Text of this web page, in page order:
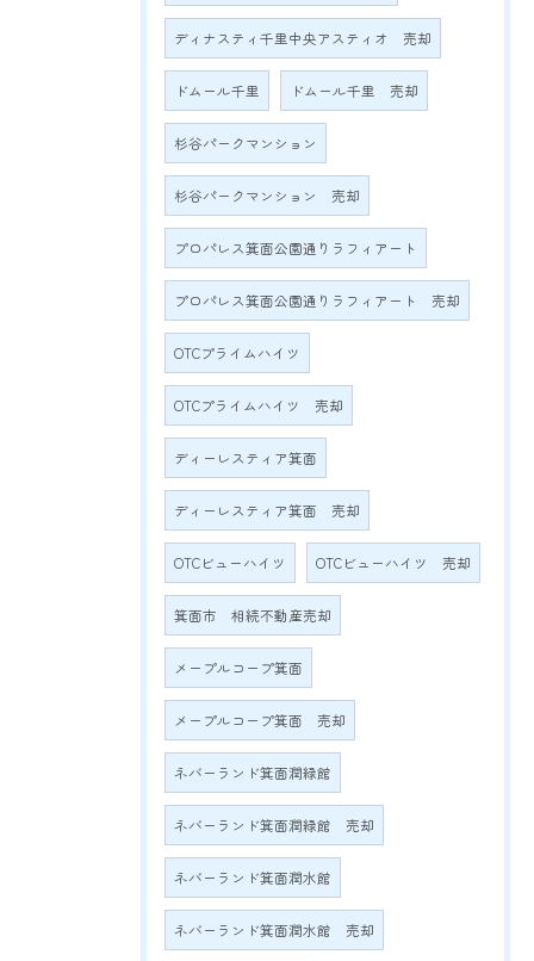
ディナスティ千里中央アスティオ 売却
ドムール千里 ドムール千里 売却
杉谷パークマンション
杉谷パークマンション 売却
プロパレス箕面公園通りラフィアート
プロパレス箕面公園通りラフィアート 売却
OTCプライムハイツ
OTCプライムハイツ 売却
ディーレスティア箕面
ディーレスティア箕面 売却
OTCビューハイツ OTCビューハイツ 売却
箕面市 相続不動産売却
メープルコープ箕面
メープルコープ箕面 売却
ネバーランド箕面潤緑館
ネバーランド箕面潤緑館 売却
ネバーランド箕面潤水館
ネバーランド箕面潤水館 売却